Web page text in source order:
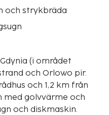
och strykbräda
(i området
och Orlowo pir.
och 1,2 km från
med golvvärme och
och diskmaskin.